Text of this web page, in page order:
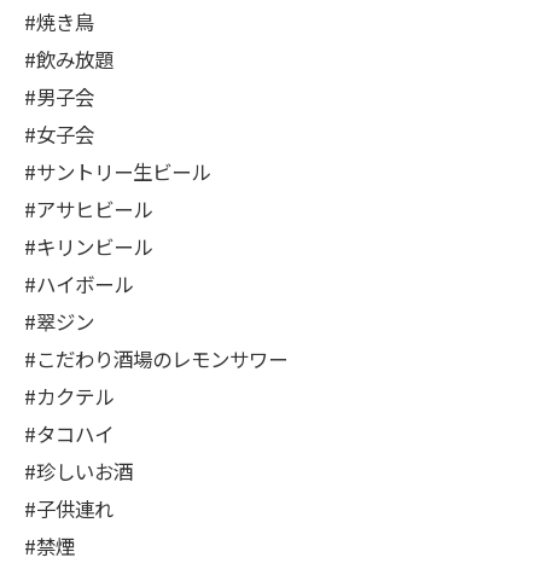
#焼き鳥
#飲み放題
#男子会
#女子会
#サントリー生ビール
#アサヒビール
#キリンビール
#ハイボール
#翠ジン
#こだわり酒場のレモンサワー
#カクテル
#タコハイ
#珍しいお酒
#子供連れ
#禁煙